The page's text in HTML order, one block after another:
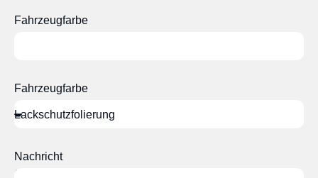
Fahrzeugfarbe
Fahrzeugfarbe
Nachricht